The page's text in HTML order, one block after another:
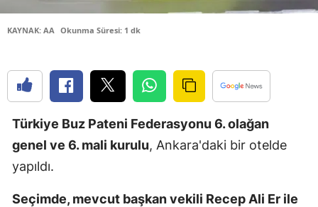
Denizli
Erzincan
Erzurum
KAYNAK: AA Okunma Süresi: 1 dk
Türkiye Buz Pateni Federasyonu 6. olağan
genel ve 6. mali kurulu, Ankara'daki bir otelde
yapıldı.
Seçimde, mevcut başkan vekili Recep Ali Er ile